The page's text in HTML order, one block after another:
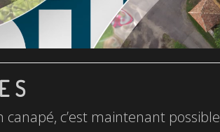
c’est maintenant